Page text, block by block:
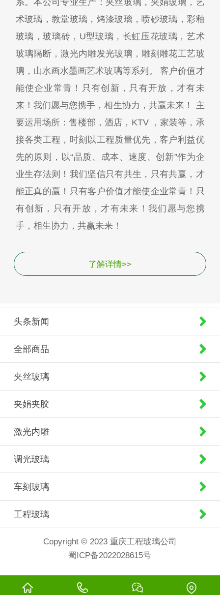
系。本公司专业生产：夹丝玻璃，夹娟玻璃，艺
术玻璃，教堂玻璃，烤漆玻璃，喷砂玻璃，彩釉
玻璃，玻璃砖，U型玻璃，长虹压花玻璃，艺术
玻璃隔断，激光内雕发光玻璃，雕刻雕花工艺玻
璃，山水画水墨画艺术玻璃等系列。 客户价值才
能使企业常青！只有创新，只有开放，才有未
来！我们愿与您携手，相生协力，共赢未来！ 主
要运用场所：售楼部，酒店，KTV ，家装等，承
接各类工程，时刻以工程质量优先，客户利益优
先的原则，以“品质、成本、速度、创新”作为企
业生存法则！我们坚信只有共生，只有共赢，才
能正真的赢！只有客户价值才能使企业常青！只
有创新，只有开放，才有未来！我们愿与您携
手，相生协力，共赢未来！
了解详情>>
头条新闻
全部商品
夹丝玻璃
夹娟夹胶
激光内雕
调光玻璃
车刻玻璃
工程玻璃
Copyright © 2023 重庆工程玻璃公司
蜀ICP备2022028615号